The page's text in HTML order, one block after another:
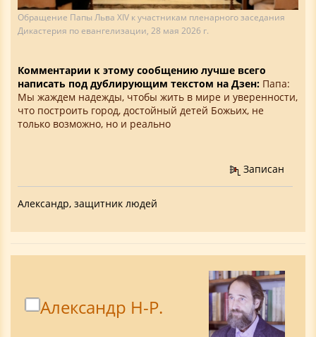
Обращение Папы Льва XIV к участникам пленарного заседания
Дикастерия по евангелизации, 28 мая 2026 г.
Комментарии к этому сообщению лучше всего
написать под дублирующим текстом на Дзен: Папа:
Мы жаждем надежды, чтобы жить в мире и уверенности,
что построить город, достойный детей Божьих, не
только возможно, но и реально
Записан
Александр, защитник людей
Александр Н-Р.